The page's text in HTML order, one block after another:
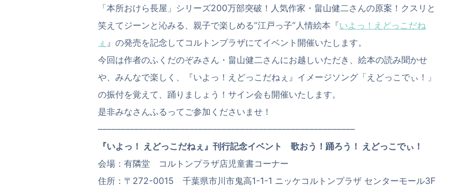
「本所おけら長屋」シリーズ200万部突破！人気作家・畠山健二さんの原案！クスリと
笑えてジーンと沁みる、親子で楽しめる”江戸っ子”人情絵本『いよっ！えどっこだね
ぇ 』の発売を記念してコルトンプラザにてイベント開催いたします。
今回は作者のふくだのぞみさん・畠山健二さんにお越しいただき、絵本の読み聞かせ
や、みんなで楽しく、『いよっ！えどっこだねぇ』イメージソング「えどっこでぃ！」
の振付を覚えて、踊りましょう！サイン会も開催いたします。
是非みなさんふるってご参加くださいませ！
––––––––––––––––––––––––––––––––––––––––––––––––––––––––
『いよっ！ えどっこだねぇ』刊行記念イベント 歌おう！踊ろう！ えどっこでぃ！
会場：有隣堂 コルトンプラザ店児童書コーナー
住所：〒272-0015 千葉県市川市鬼高1-1-1 ニッケコルトンプラザ センターモール3F